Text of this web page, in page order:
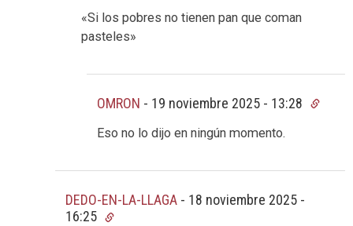
«Si los pobres no tienen pan que coman
pasteles»
OMRON - 19 noviembre 2025 - 13:28
Eso no lo dijo en ningún momento.
DEDO-EN-LA-LLAGA - 18 noviembre 2025 -
16:25